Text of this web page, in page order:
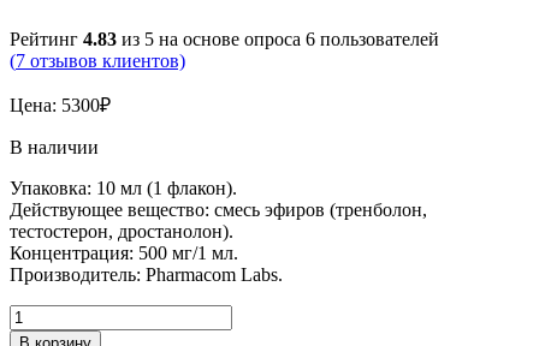
Рейтинг 4.83 из 5 на основе опроса 6 пользователей
(7 отзывов клиентов)
Цена: 5300₽
В наличии
Упаковка: 10 мл (1 флакон).
Действующее вещество: смесь эфиров (тренболон,
тестостерон, дростанолон).
Концентрация: 500 мг/1 мл.
Производитель: Pharmacom Labs.